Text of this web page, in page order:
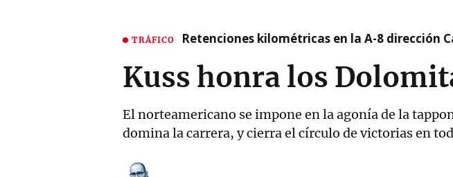
TRÁFICO Retenciones kilométricas en la A-8 dirección
Kuss honra los
El norteamericano se impone en la agonía de la
domina la carrera, y cierra el círculo de victorias en